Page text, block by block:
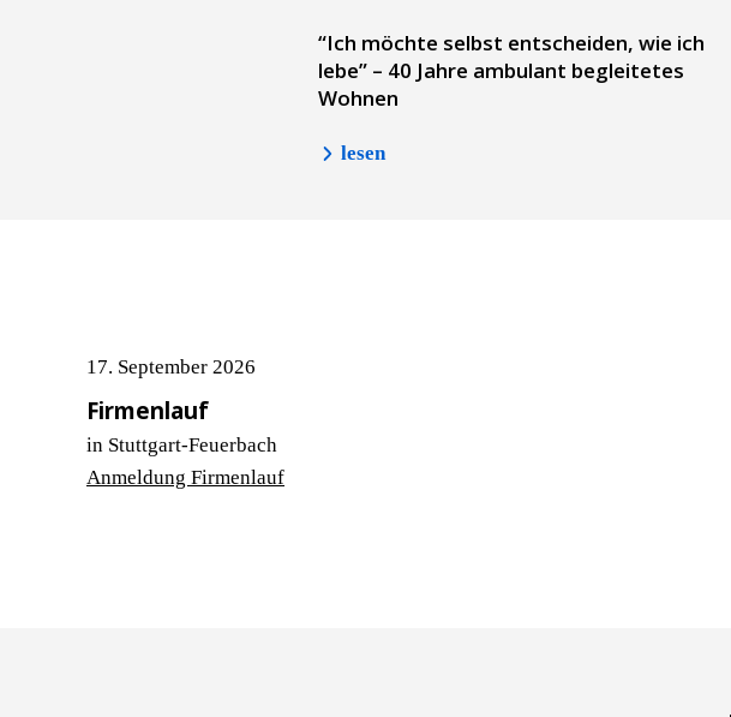
“Ich möchte selbst entscheiden, wie ich
lebe” – 40 Jahre ambulant begleitetes
Wohnen
lesen
17. September 2026
Firmenlauf
in Stuttgart-Feuerbach
Anmeldung Firmenlauf